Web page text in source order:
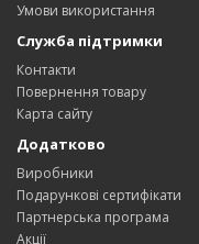
Умови використання
Служба підтримки
Контакти
Повернення товару
Карта сайту
Додатково
Виробники
Подарункові сертифікати
Партнерська програма
Акції